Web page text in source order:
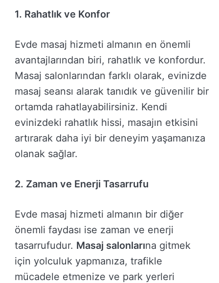
1. Rahatlık ve Konfor
Evde masaj hizmeti almanın en önemli
avantajlarından biri, rahatlık ve konfordur.
Masaj salonlarından farklı olarak, evinizde
masaj seansı alarak tanıdık ve güvenilir bir
ortamda rahatlayabilirsiniz. Kendi
evinizdeki rahatlık hissi, masajın etkisini
artırarak daha iyi bir deneyim yaşamanıza
olanak sağlar.
2. Zaman ve Enerji Tasarrufu
Evde masaj hizmeti almanın bir diğer
önemli faydası ise zaman ve enerji
tasarrufudur. Masaj salonlarına gitmek
için yolculuk yapmanıza, trafikle
mücadele etmenize ve park yerleri